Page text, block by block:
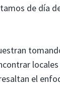
de día
el